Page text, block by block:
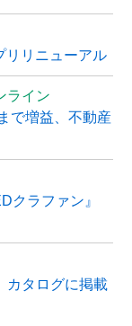
リリニューアル
ライン
で増益、不動産
クラファン』
カタログに掲載